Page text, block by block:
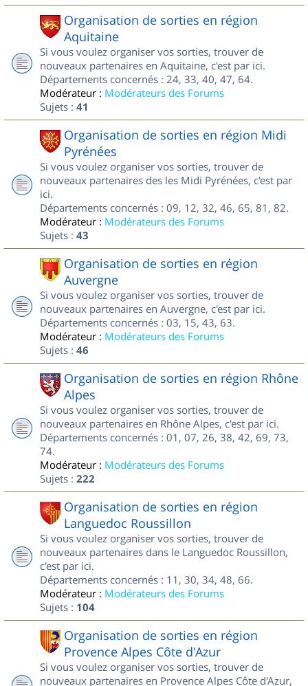
Organisation de sorties en région
Aquitaine
Si vous voulez organiser vos sorties, trouver de
nouveaux partenaires en Aquitaine, c'est par ici.
Départements concernés : 24, 33, 40, 47, 64.
Modérateur : Modérateurs des Forums
Sujets : 41
Organisation de sorties en région Midi
Pyrénées
Si vous voulez organiser vos sorties, trouver de
nouveaux partenaires des les Midi Pyrénées, c'est par
ici.
Départements concernés : 09, 12, 32, 46, 65, 81, 82.
Modérateur : Modérateurs des Forums
Sujets : 43
Organisation de sorties en région
Auvergne
Si vous voulez organiser vos sorties, trouver de
nouveaux partenaires en Auvergne, c'est par ici.
Départements concernés : 03, 15, 43, 63.
Modérateur : Modérateurs des Forums
Sujets : 46
Organisation de sorties en région Rhône
Alpes
Si vous voulez organiser vos sorties, trouver de
nouveaux partenaires en Rhône Alpes, c'est par ici.
Départements concernés : 01, 07, 26, 38, 42, 69, 73,
74.
Modérateur : Modérateurs des Forums
Sujets : 222
Organisation de sorties en région
Languedoc Roussillon
Si vous voulez organiser vos sorties, trouver de
nouveaux partenaires dans le Languedoc Roussillon,
c'est par ici.
Départements concernés : 11, 30, 34, 48, 66.
Modérateur : Modérateurs des Forums
Sujets : 104
Organisation de sorties en région
Provence Alpes Côte d'Azur
Si vous voulez organiser vos sorties, trouver de
nouveaux partenaires en Provence Alpes Côte d'Azur,